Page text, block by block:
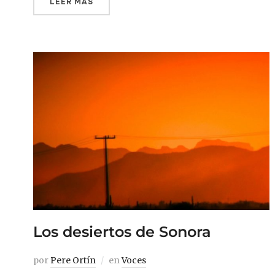
Los desiertos de Sonora
porPere Ortín enVoces